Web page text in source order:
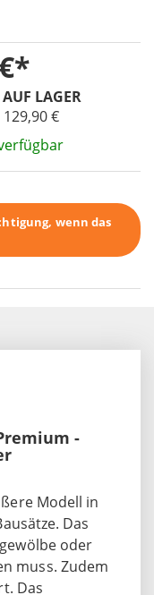
LAGER
€
wenn das
-
Modell in
Das
oder
muss. Zudem
Das